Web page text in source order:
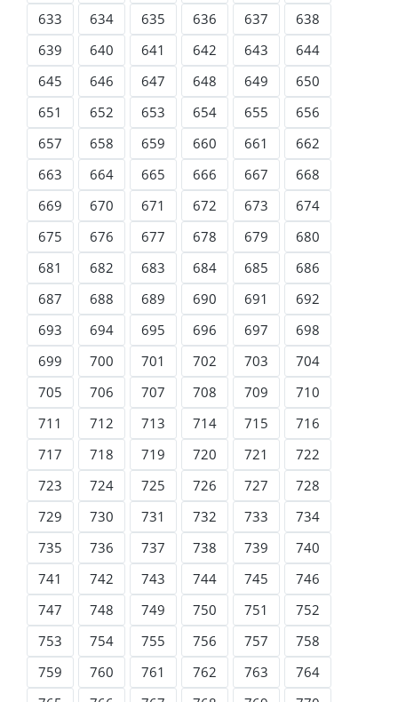
633
634 635 636 637
638
639
640 641 642 643
644
645
646 647 648 649
650
651
652 653 654 655
656
657
658 659 660 661
662
663
664 665 666 667
668
669
670 671 672 673
674
675
676 677 678 679
680
681
682 683 684 685
686
687
688 689 690 691
692
693
694 695 696 697
698
699
700 701 702 703
704
705
706 707 708 709
710
711
712 713 714 715
716
717
718 719 720 721
722
723
724 725 726 727
728
729
730 731 732 733
734
735
736 737 738 739
740
741
742 743 744 745
746
747
748 749 750 751
752
753
754 755 756 757
758
759
760 761 762 763
764